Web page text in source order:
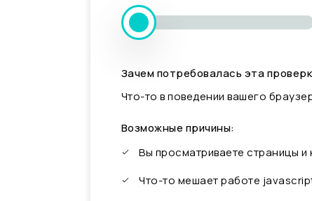
Зачем потребовалась эта
Что-то в поведении вашего
Возможные причины:
Вы просматриваете страницы
Что-то мешает работе